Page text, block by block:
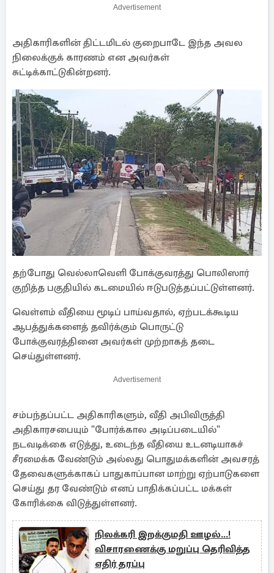
Advertisement
அதிகாரிகளின் திட்டமிடல் குறைபாடே இந்த அவல
நிலைக்குக் காரணம் என அவர்கள்
சுட்டிக்காட்டுகின்றனர். ​
தற்போது வெல்லாவெளி போக்குவரத்து பொலிஸார்
குறித்த பகுதியில் கடமையில் ஈடுபடுத்தப்பட்டுள்ளனர்.
வெள்ளம் வீதியை மூடிப் பாய்வதால், ஏற்படக்கூடிய
ஆபத்துக்களைத் தவிர்க்கும் பொருட்டு
போக்குவரத்தினை அவர்கள் முற்றாகத் தடை
செய்துள்ளனர். ​
Advertisement
சம்பந்தப்பட்ட அதிகாரிகளும், வீதி அபிவிருத்தி
அதிகாரசபையும் "போர்க்கால அடிப்படையில்"
நடவடிக்கை எடுத்து, உடைந்த வீதியை உடனடியாகச்
சீரமைக்க வேண்டும் அல்லது பொதுமக்களின் அவசரத்
தேவைகளுக்காகப் பாதுகாப்பான மாற்று ஏற்பாடுகளை
செய்து தர வேண்டும் எனப் பாதிக்கப்பட்ட மக்கள்
கோரிக்கை விடுத்துள்ளனர்.
நிலக்கரி இறக்குமதி ஊழல்...!
விசாரணைக்கு மறுப்பு தெரிவித்த
எதிர் தரப்பு